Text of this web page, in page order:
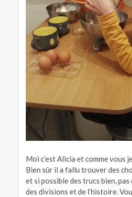
Moi c’est Alicia et comme vous
Bien sûr il a fallu trouver des
et si possible des trucs bien, pas
des divisions et de l’histoire.